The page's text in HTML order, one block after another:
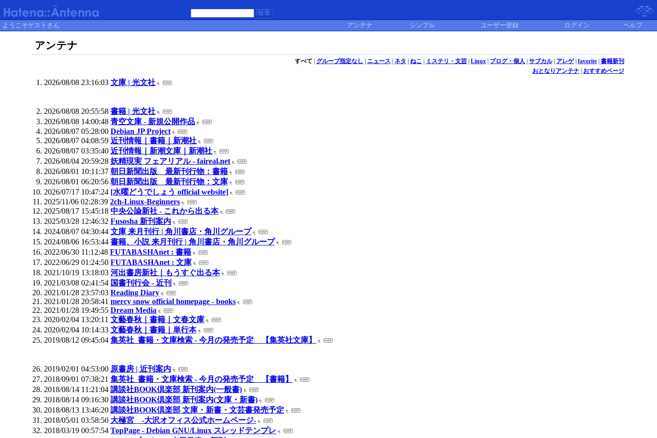
ようこそゲストさん アンテナ シンプル ユーザー登録 ログイン ヘルプ
アンテナ
すべて グループ指定なし ニュース ネタ ねこ ミステリ・文芸| Linux| ブログ・個人 サブカル| アレゲ| favorite| 書籍新刊
おとなりアンテナ| おすすめページ
2026/08/08 23:16:03 文庫 | 光文社
2026/08/08 20:55:58 書籍 | 光文社
2026/08/08 14:00:48 青空文庫 - 新規公開作品
2026/08/07 05:28:00 Debian JP Project
2026/08/07 04:08:59 近刊情報｜書籍｜新潮社
2026/08/07 03:35:40 近刊情報｜新潮文庫｜新潮社
2026/08/04 20:59:28 妖精現実 フェアリアル - faireal.net
2026/08/01 10:11:37 朝日新聞出版 最新刊行物：書籍
2026/08/01 06:20:56 朝日新聞出版 最新刊行物：文庫
2026/07/17 10:47:24 [水曜どうでしょう official website]
2025/11/06 02:28:39 2ch-Linux-Beginners
2025/08/17 15:45:18 中央公論新社 - これから出る本
2025/03/28 12:46:32 Fusosha 新刊案内
2024/08/07 04:30:44 文庫 来月刊行 | 角川書店・角川グループ
2024/08/06 16:53:44 書籍、小説 来月刊行 | 角川書店・角川グループ
2022/06/30 11:12:48 FUTABASHAnet : 書籍
2022/06/29 01:24:50 FUTABASHAnet : 文庫
2021/10/19 13:18:03 河出書房新社｜もうすぐ出る本
2021/03/08 02:41:54 国書刊行会 - 近刊
2021/01/28 23:57:03 Reading Diary
2021/01/28 20:58:41 mercy snow official homepage - books
2021/01/28 19:49:55 Dream Media
2020/02/04 13:20:11 文藝春秋｜書籍｜文春文庫
2020/02/04 10:14:33 文藝春秋｜書籍｜単行本
2019/08/12 09:45:04 集英社_書籍・文庫検索 - 今月の発売予定 【集英社文庫】
2019/02/01 04:53:00 原書房 | 近刊案内
2018/09/01 07:38:21 集英社_書籍・文庫検索 - 今月の発売予定 【書籍】
2018/08/14 11:21:04 講談社BOOK倶楽部 新刊案内(一般書)
2018/08/14 09:16:30 講談社BOOK倶楽部 新刊案内(文庫・新書)
2018/08/13 13:46:20 講談社BOOK倶楽部 文庫・新書・文芸書発売予定
2018/05/01 03:58:50 大極宮 -大沢オフィス公式ホームページ-
2018/03/19 00:57:54 TopPage - Debian GNU/Linux スレッドテンプレ